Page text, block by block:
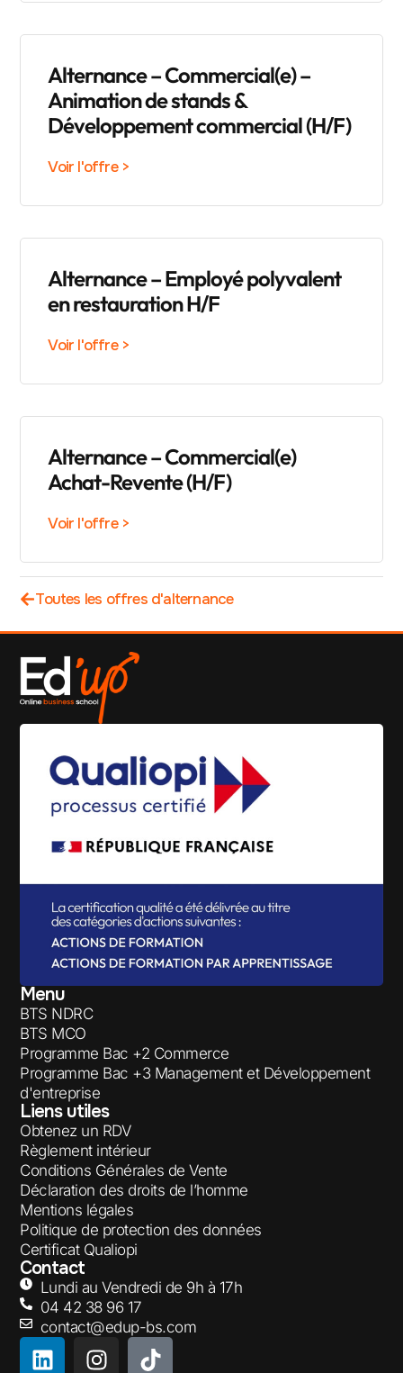
Alternance – Commercial(e) –
Animation de stands &
Développement commercial (H/F)
Voir l'offre >
Alternance – Employé polyvalent
en restauration H/F
Voir l'offre >
Alternance – Commercial(e)
Achat-Revente (H/F)
Voir l'offre >
Toutes les offres d'alternance
Menu
BTS NDRC
BTS MCO
Programme Bac +2 Commerce
Programme Bac +3 Management et Développement
d'entreprise
Liens utiles
Obtenez un RDV
Règlement intérieur
Conditions Générales de Vente
Déclaration des droits de l’homme
Mentions légales
Politique de protection des données
Certificat Qualiopi
Contact
Lundi au Vendredi de 9h à 17h
04 42 38 96 17
contact@edup-bs.com